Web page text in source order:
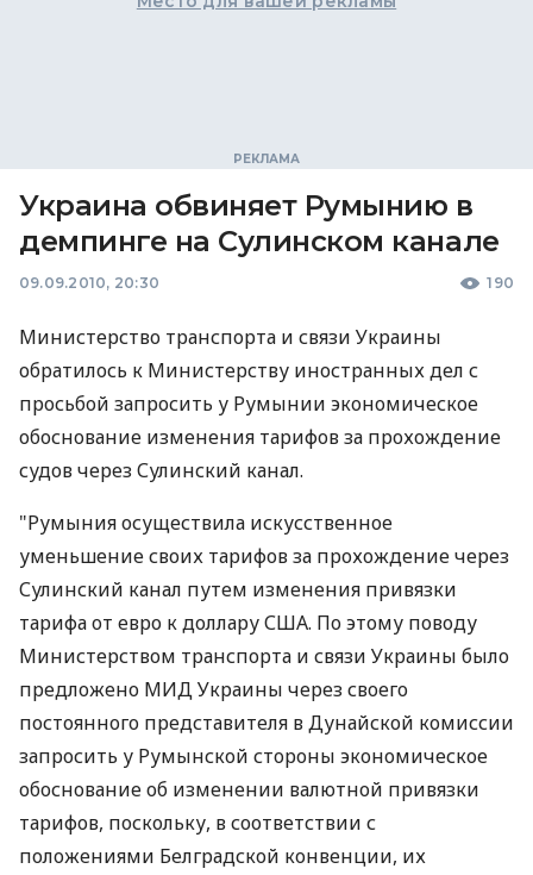
Украина обвиняет Румынию в
демпинге на Сулинском канале
09.09.2010, 20:30 190
Министерство транспорта и связи Украины
обратилось к Министерству иностранных дел с
просьбой запросить у Румынии экономическое
обоснование изменения тарифов за прохождение
судов через Сулинский канал.
"Румыния осуществила искусственное
уменьшение своих тарифов за прохождение через
Сулинский канал путем изменения привязки
тарифа от евро к доллару США. По этому поводу
Министерством транспорта и связи Украины было
предложено МИД Украины через своего
постоянного представителя в Дунайской комиссии
запросить у Румынской стороны экономическое
обоснование об изменении валютной привязки
тарифов, поскольку, в соответствии с
положениями Белградской конвенции, их